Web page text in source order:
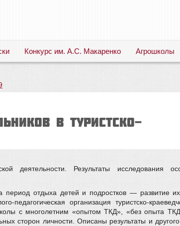
Конкурс им. А.С. Макаренко Агрошколы
в туристско-
деятельности. Результаты
отдыха детей и подростков — развитие
педагогическая организация туристско-
с многолетним «опытом ТКД», «без опыта
сторон личности. Описаны результаты и